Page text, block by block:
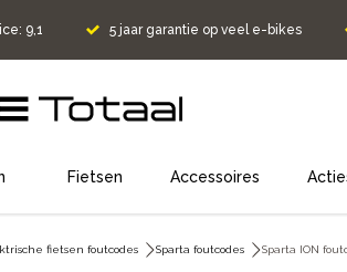
9,1 5 jaar garantie op veel e-bikes
Fietsen Accessoires
fietsen foutcodes Sparta foutcodes Sparta ION